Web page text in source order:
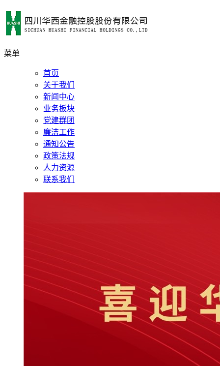
菜单
首页
关于我们
新闻中心
业务板块
党建群团
廉洁工作
通知公告
政策法规
人力资源
联系我们